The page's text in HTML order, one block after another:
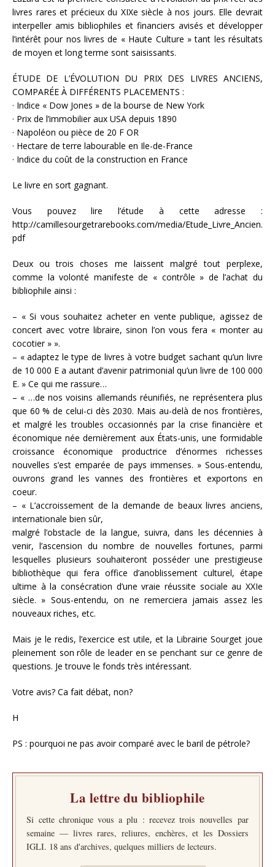
livres rares et précieux du XIXe siècle à nos jours. Elle devrait
interpeller amis bibliophiles et financiers avisés et développer
l’intérêt pour nos livres de « Haute Culture » tant les résultats
de moyen et long terme sont saisissants.
ÉTUDE DE L’ÉVOLUTION DU PRIX DES LIVRES ANCIENS,
COMPARÉE À DIFFÉRENTS PLACEMENTS :
· Indice « Dow Jones » de la bourse de New York
· Prix de l’immobilier aux USA depuis 1890
· Napoléon ou pièce de 20 F OR
· Hectare de terre labourable en Ile-de-France
· Indice du coût de la construction en France
Le livre en sort gagnant.
Vous pouvez lire l’étude à cette adresse :
http://camillesourgetrarebooks.com/media/Etude_Livre_Ancien.
pdf
Deux ou trois choses me laissent malgré tout perplexe,
comme la volonté manifeste de « contrôle » de l’achat du
bibliophile ainsi :
– « Si vous souhaitez acheter en vente publique, agissez de
concert avec votre libraire, sinon l’on vous fera « monter au
cocotier » ».
– « adaptez le type de livres à votre budget sachant qu’un livre
de 10 000 E a autant d’avenir patrimonial qu’un livre de 100 000
E. » Ce qui me rassure…
– « …de nos voisins allemands réunifiés, ne représentera plus
que 60 % de celui-ci dès 2030. Mais au-delà de nos frontières,
et malgré les troubles occasionnés par la crise financière et
économique née dernièrement aux États-unis, une formidable
croissance économique productrice d’énormes richesses
nouvelles s’est emparée de pays immenses. » Sous-entendu,
ouvrons grand les vannes des frontières et exportons en
coeur.
– « L’accroissement de la demande de beaux livres anciens,
internationale bien sûr,
malgré l’obstacle de la langue, suivra, dans les décennies à
venir, l’ascension du nombre de nouvelles fortunes, parmi
lesquelles plusieurs souhaiteront posséder une prestigieuse
bibliothèque qui fera office d’anoblissement culturel, étape
ultime à la consécration d’une vraie réussite sociale au XXIe
siècle. » Sous-entendu, on ne remerciera jamais assez les
nouveaux riches, etc.
Mais je le redis, l’exercice est utile, et la Librairie Sourget joue
pleinement son rôle de leader en se penchant sur ce genre de
questions. Je trouve le fonds très intéressant.
Votre avis? Ca fait débat, non?
H
PS : pourquoi ne pas avoir comparé avec le baril de pétrole?
La lettre du bibliophile
Si cette chronique vous a plu : recevez trois nouvelles par
semaine — livres rares, reliures, enchères, et les Dossiers
IGLI. 18 ans d'archives, quelques milliers de lecteurs.